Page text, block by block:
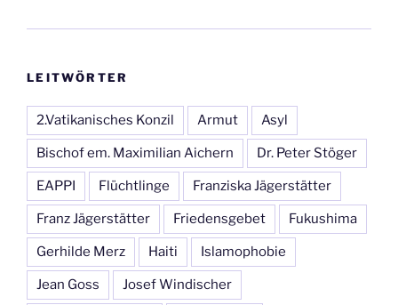
LEITWÖRTER
2.Vatikanisches Konzil Armut Asyl
Bischof em. Maximilian Aichern Dr. Peter Stöger
EAPPI Flüchtlinge Franziska Jägerstätter
Franz Jägerstätter Friedensgebet Fukushima
Gerhilde Merz Haiti Islamophobie
Jean Goss Josef Windischer